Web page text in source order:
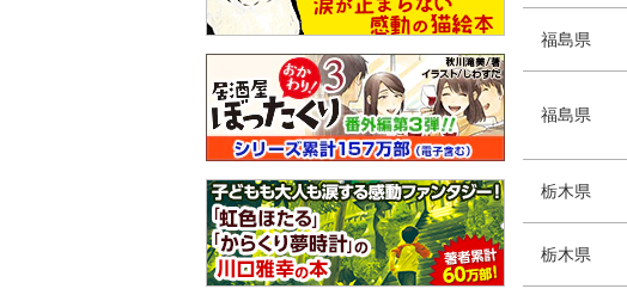
福島県
福島県
栃木県
栃木県